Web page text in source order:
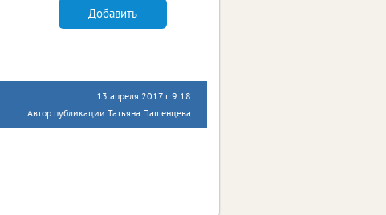
Добавить
13 апреля 2017 г. 9:18
Автор публикации Татьяна Пашенцева